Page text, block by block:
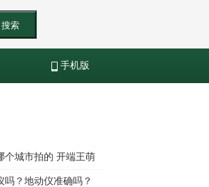
搜索
手机版
个城市拍的 开端王萌
吗？地动仪准确吗？